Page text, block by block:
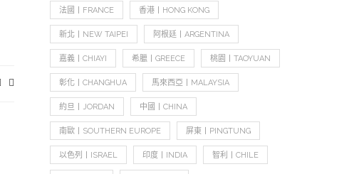
法國丨FRANCE 香港丨HONG KONG
新北丨NEW TAIPEI 阿根廷丨ARGENTINA
嘉義丨CHIAYI 希臘丨GREECE 桃園丨TAOYUAN
彰化丨CHANGHUA 馬來西亞丨MALAYSIA
約旦丨JORDAN 中國丨CHINA
南歐丨SOUTHERN EUROPE 屏東丨PINGTUNG
以色列丨ISRAEL 印度丨INDIA 智利丨CHILE